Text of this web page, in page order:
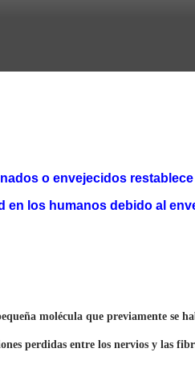
o envejecidos
los humanos debido al
molécula que previamente se
perdidas entre los nervios y las